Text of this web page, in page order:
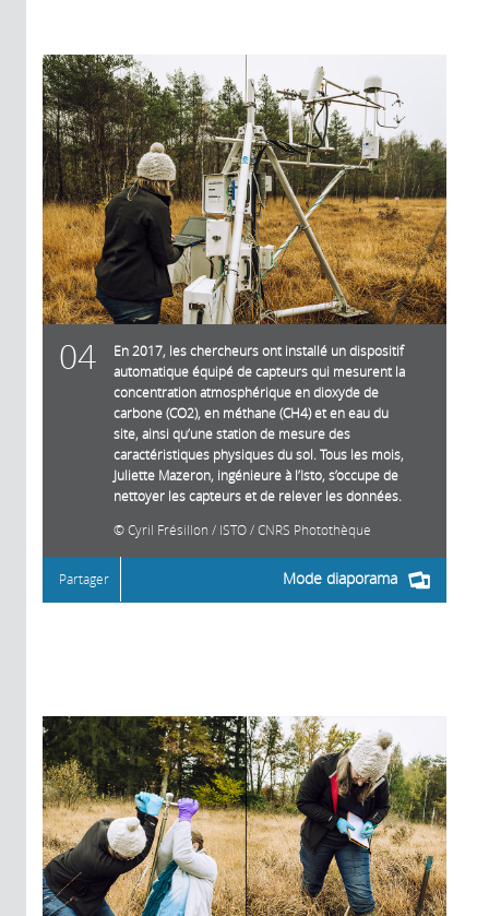
04
En 2017, les chercheurs ont installé un dispositif
automatique équipé de capteurs qui mesurent la
concentration atmosphérique en dioxyde de
carbone (CO2), en méthane (CH4) et en eau du
site, ainsi qu’une station de mesure des
caractéristiques physiques du sol. Tous les mois,
Juliette Mazeron, ingénieure à l’Isto, s’occupe de
nettoyer les capteurs et de relever les données.
Cyril Frésillon / ISTO / CNRS Photothèque
Mode diaporama
Partager